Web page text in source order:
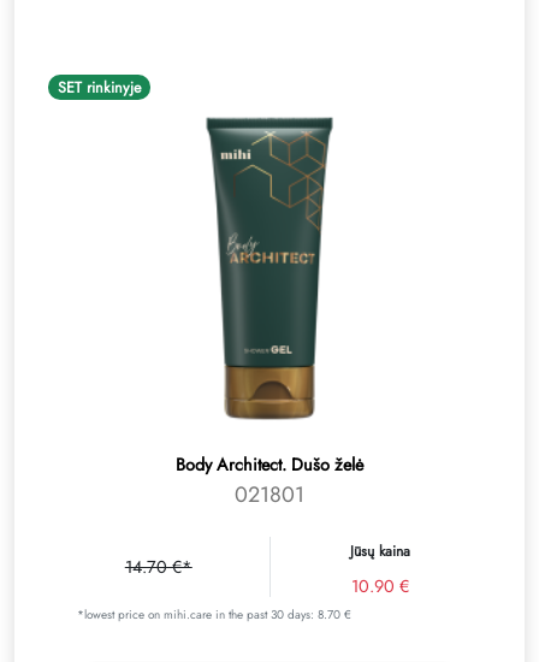
SET rinkinyje
Body Architect. Dušo želė
021801
14.70 €*
Jūsų kaina
10.90 €
*lowest price on mihi.care in the past 30 days: 8.70 €